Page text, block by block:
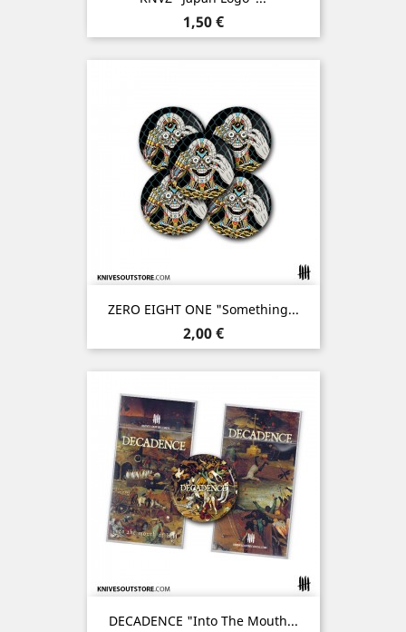
Prix
1,50 €
ZERO EIGHT ONE "Something...
Prix
2,00 €
DECADENCE "Into The Mouth...